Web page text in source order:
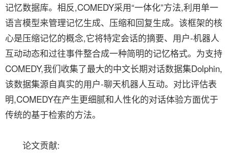
记忆数据库。相反,COMEDY采用“一体化”方法,利用单一
语言模型来管理记忆生成、压缩和回复生成。该框架的核
心是压缩记忆的概念,它将特定会话的摘要、用户-机器人
互动动态和过往事件整合成一种简明的记忆格式。为支持
COMEDY,我们收集了最大的中文长期对话数据集Dolphin,
该数据集源自真实的用户-聊天机器人互动。对比评估表
明,COMEDY在产生更细腻和人性化的对话体验方面优于
传统的基于检索的方法。
论文贡献: